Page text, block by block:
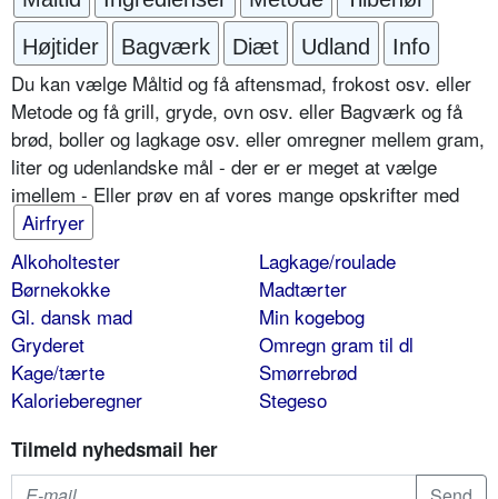
Højtider
Bagværk Diæt Udland Info
Du kan vælge Måltid og få aftensmad, frokost osv. eller
Metode og få grill, gryde, ovn osv. eller Bagværk og få
brød, boller og lagkage osv. eller omregner mellem gram,
liter og udenlandske mål - der er er meget at vælge
imellem - Eller prøv en af vores mange opskrifter med
Airfryer
Alkoholtester
Børnekokke
Gl. dansk mad
Gryderet
Kage/tærte
Kalorieberegner
Lagkage/roulade
Madtærter
Min kogebog
Omregn gram til dl
Smørrebrød
Stegeso
Tilmeld nyhedsmail her